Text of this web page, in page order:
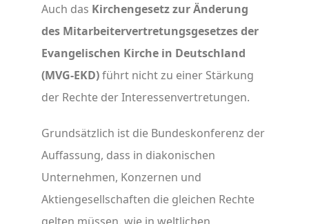
Auch das Kirchengesetz zur Änderung
des Mitarbeitervertretungsgesetzes der
Evangelischen Kirche in Deutschland
(MVG-EKD)führt nicht zu einer Stärkung
der Rechte der Interessenvertretungen.
Grundsätzlich ist die Bundeskonferenz der
Auffassung, dass in diakonischen
Unternehmen, Konzernen und
Aktiengesellschaften die gleichen Rechte